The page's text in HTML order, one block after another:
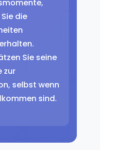
die
Sie seine
zur
selbst wenn
sind.